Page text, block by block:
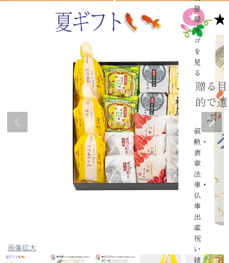
登
録
カ
ゴ
を
見
る
贈る目
的で選
ぶ
叙
勲・
褒
章
法
事・
仏
事
出
産
祝
い
結
画像拡大